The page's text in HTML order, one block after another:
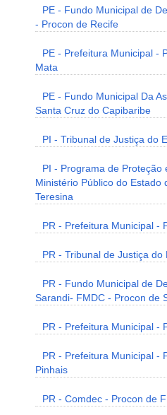
PE - Fundo Municipal de
- Procon de Recife
PE - Prefeitura Municipal -
Mata
PE - Fundo Municipal Da
Santa Cruz do Capibaribe
PI - Tribunal de Justiça do
PI - Programa de Proteção
Ministério Público do Estado
Teresina
PR - Prefeitura Municipal -
PR - Tribunal de Justiça
PR - Fundo Municipal de
Sarandi- FMDC - Procon de
PR - Prefeitura Municipal -
PR - Prefeitura Municipal -
Pinhais
PR - Comdec - Procon de